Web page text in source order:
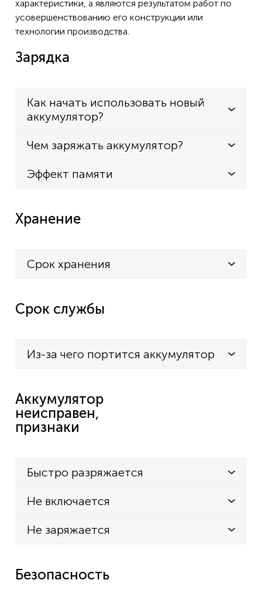
характеристики, а являются результатом работ по
усовершенствованию его конструкции или
технологии производства.
Зарядка
Как начать использовать новый
аккумулятор?
Чем заряжать аккумулятор?
Эффект памяти
Хранение
Срок хранения
Срок службы
Из-за чего портится аккумулятор
Аккумулятор
неисправен,
признаки
Быстро разряжается
Не включается
Не заряжается
Безопасность